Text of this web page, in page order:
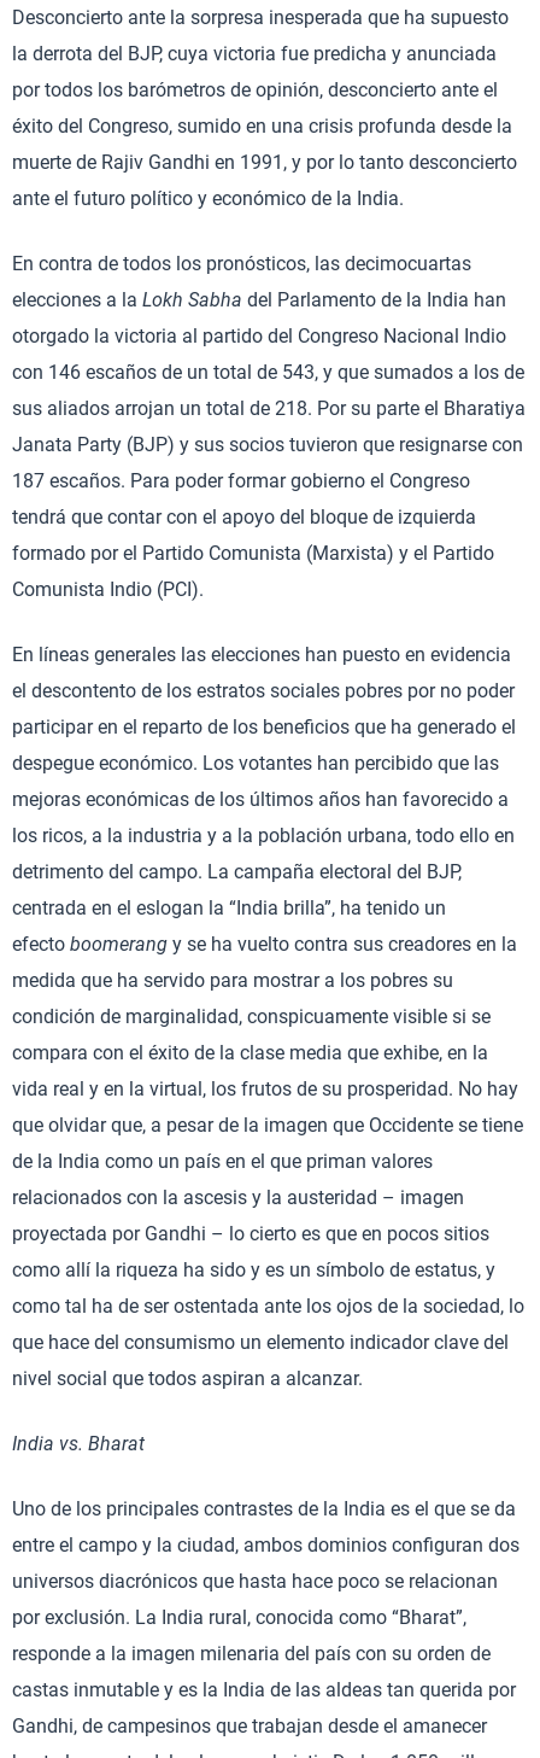
Desconcierto ante la sorpresa inesperada que ha supuesto
la derrota del BJP, cuya victoria fue predicha y anunciada
por todos los barómetros de opinión, desconcierto ante el
éxito del Congreso, sumido en una crisis profunda desde la
muerte de Rajiv Gandhi en 1991, y por lo tanto desconcierto
ante el futuro político y económico de la India.
En contra de todos los pronósticos, las decimocuartas
elecciones a la Lokh Sabha del Parlamento de la India han
otorgado la victoria al partido del Congreso Nacional Indio
con 146 escaños de un total de 543, y que sumados a los de
sus aliados arrojan un total de 218. Por su parte el Bharatiya
Janata Party (BJP) y sus socios tuvieron que resignarse con
187 escaños. Para poder formar gobierno el Congreso
tendrá que contar con el apoyo del bloque de izquierda
formado por el Partido Comunista (Marxista) y el Partido
Comunista Indio (PCI).
En líneas generales las elecciones han puesto en evidencia
el descontento de los estratos sociales pobres por no poder
participar en el reparto de los beneficios que ha generado el
despegue económico. Los votantes han percibido que las
mejoras económicas de los últimos años han favorecido a
los ricos, a la industria y a la población urbana, todo ello en
detrimento del campo. La campaña electoral del BJP,
centrada en el eslogan la “India brilla”, ha tenido un
efecto boomerang y se ha vuelto contra sus creadores en la
medida que ha servido para mostrar a los pobres su
condición de marginalidad, conspicuamente visible si se
compara con el éxito de la clase media que exhibe, en la
vida real y en la virtual, los frutos de su prosperidad. No hay
que olvidar que, a pesar de la imagen que Occidente se tiene
de la India como un país en el que priman valores
relacionados con la ascesis y la austeridad – imagen
proyectada por Gandhi – lo cierto es que en pocos sitios
como allí la riqueza ha sido y es un símbolo de estatus, y
como tal ha de ser ostentada ante los ojos de la sociedad, lo
que hace del consumismo un elemento indicador clave del
nivel social que todos aspiran a alcanzar.
India vs. Bharat
Uno de los principales contrastes de la India es el que se da
entre el campo y la ciudad, ambos dominios configuran dos
universos diacrónicos que hasta hace poco se relacionan
por exclusión. La India rural, conocida como “Bharat”,
responde a la imagen milenaria del país con su orden de
castas inmutable y es la India de las aldeas tan querida por
Gandhi, de campesinos que trabajan desde el amanecer